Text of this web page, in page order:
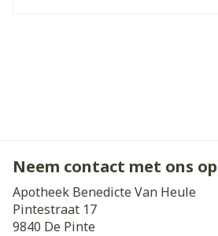
Neem contact met ons op
Apotheek Benedicte Van Heule
Pintestraat 17
9840 De Pinte